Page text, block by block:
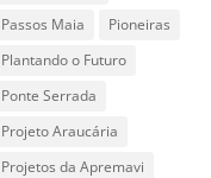
Passos Maia
Pioneiras
Plantando o Futuro
Ponte Serrada
Projeto Araucária
Projetos da Apremavi